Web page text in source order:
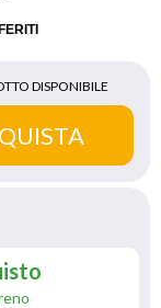
DISPONIBILE